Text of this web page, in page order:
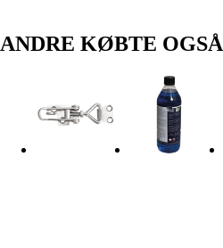
ANDRE KØBTE OGSÅ